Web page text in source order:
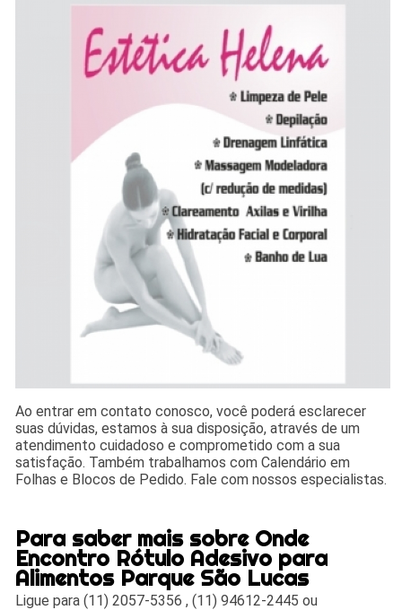
Ao entrar em contato conosco, você poderá esclarecer
suas dúvidas, estamos à sua disposição, através de um
atendimento cuidadoso e comprometido com a sua
satisfação. Também trabalhamos com Calendário em
Folhas e Blocos de Pedido. Fale com nossos especialistas.
Para saber mais sobre Onde
Encontro Rótulo Adesivo para
Alimentos Parque São Lucas
Ligue para(11) 2057-5356 ,(11) 94612-2445 ou